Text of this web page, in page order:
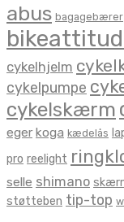
abus bagagebærer
cykelhjelm
cykelpumpe
cykelskærm
eger koga kædelås
pro reelight
selle shimano
støtteben tip-top